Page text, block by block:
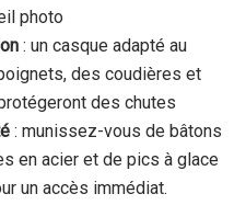
photo
: un casque adapté au
des coudières et
des chutes
: munissez-vous de bâtons
en acier et de pics à glace
un accès immédiat.